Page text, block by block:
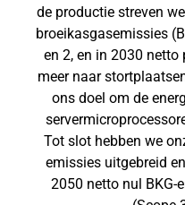
de productie streven
broeikasgasemissies
en 2, en in 2030
meer naar
ons doel om de
Tot slot hebben we
emissies uitgebreid
2050 netto nul BKG-